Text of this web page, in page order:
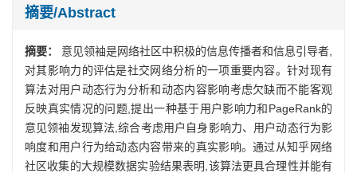
摘要/Abstract
摘要： 意见领袖是网络社区中积极的信息传播者和信息引导者,
对其影响力的评估是社交网络分析的一项重要内容。针对现有
算法对用户动态行为分析和动态内容影响考虑欠缺而不能客观
反映真实情况的问题,提出一种基于用户影响力和PageRank的
意见领袖发现算法,综合考虑用户自身影响力、用户动态行为影
响度和用户行为给动态内容带来的真实影响。通过从知乎网络
社区收集的大规模数据实验结果表明,该算法更具合理性并能有